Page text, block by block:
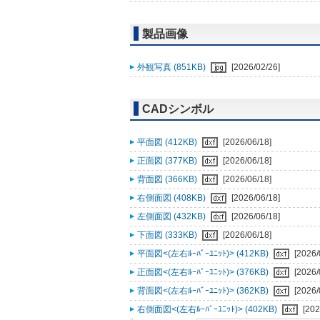
製品画像
外観写真 (851KB) [2026/02/26]
CADシンボル
平面図 (412KB)
[2026/06/18]
正面図 (377KB)
[2026/06/18]
背面図 (366KB)
[2026/06/18]
右側面図 (408KB)
[2026/06/18]
左側面図 (432KB)
[2026/06/18]
下面図 (333KB)
[2026/06/18]
平面図<(左右ﾙｰﾊﾞｰﾕﾆｯﾄ)> (412KB)
正面図<(左右ﾙｰﾊﾞｰﾕﾆｯﾄ)> (376KB)
背面図<(左右ﾙｰﾊﾞｰﾕﾆｯﾄ)> (362KB)
右側面図<(左右ﾙｰﾊﾞｰﾕﾆｯﾄ)> (402KB)